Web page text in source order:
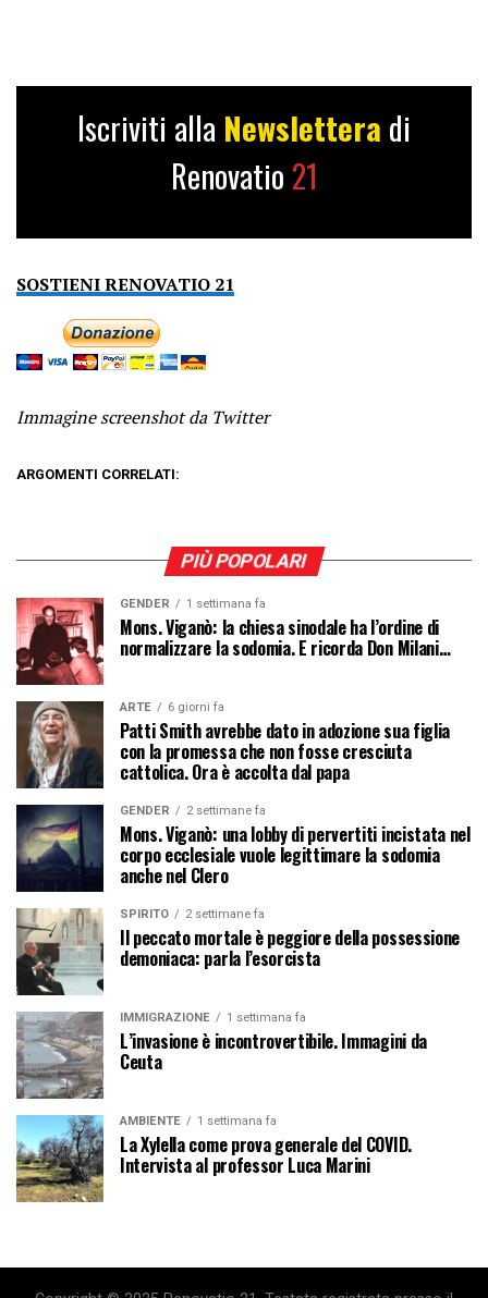
Iscriviti alla Newslettera di
Renovatio 21
SOSTIENI RENOVATIO 21
Immagine screenshot da Twitter
ARGOMENTI CORRELATI:
PIÙ POPOLARI
GENDER 1 settimana fa
Mons. Viganò: la chiesa sinodale ha l’ordine di
normalizzare la sodomia. E ricorda Don Milani…
ARTE 6 giorni fa
Patti Smith avrebbe dato in adozione sua figlia
con la promessa che non fosse cresciuta
cattolica. Ora è accolta dal papa
GENDER 2 settimane fa
Mons. Viganò: una lobby di pervertiti incistata nel
corpo ecclesiale vuole legittimare la sodomia
anche nel Clero
SPIRITO 2 settimane fa
Il peccato mortale è peggiore della possessione
demoniaca: parla l’esorcista
IMMIGRAZIONE 1 settimana fa
L’invasione è incontrovertibile. Immagini da
Ceuta
AMBIENTE 1 settimana fa
La Xylella come prova generale del COVID.
Intervista al professor Luca Marini